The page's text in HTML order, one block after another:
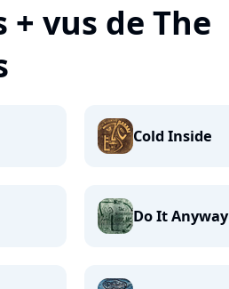
vus de The
Cold Inside
Do It Anyway